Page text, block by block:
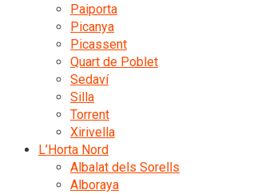
Paiporta
Picanya
Picassent
Quart de Poblet
Sedaví
Silla
Torrent
Xirivella
L’Horta Nord
Albalat dels Sorells
Alboraya